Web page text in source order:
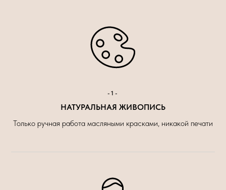
-1-
НАТУРАЛЬНАЯ ЖИВОПИСЬ
Только ручная работа масляными красками, никакой печати